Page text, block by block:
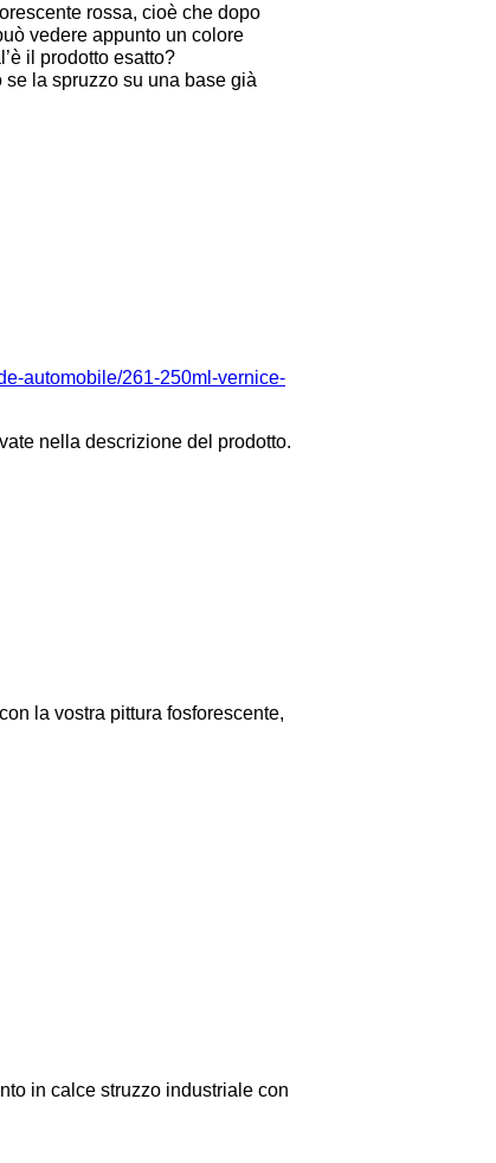
rossa, cioè che dopo
vedere appunto un colore
il prodotto esatto?
la spruzzo su una base già
automobile/261-250ml-vernice-
nella descrizione del prodotto.
la vostra pittura fosforescente,
in calce struzzo industriale con